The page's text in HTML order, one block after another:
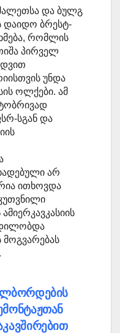
და ბულგ
დაიდო ბრესტ-
რომლის
პირველ
უნდა
ოლქები. ამ
სგან და
არ
ითხოვდა